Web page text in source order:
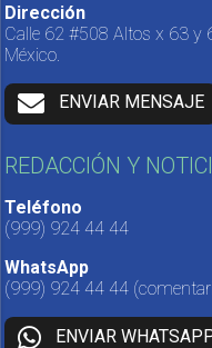
Dirección
Calle 62 #508 Altos x 63 y
México.
ENVIAR MENSAJE
REDACCIÓN Y
Teléfono
(999) 924 44 44
WhatsApp
(999) 924 44 44
ENVIAR